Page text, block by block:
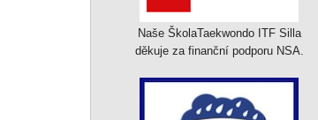
Naše ŠkolaTaekwondo ITF Silla
děkuje za finanční podporu NSA.